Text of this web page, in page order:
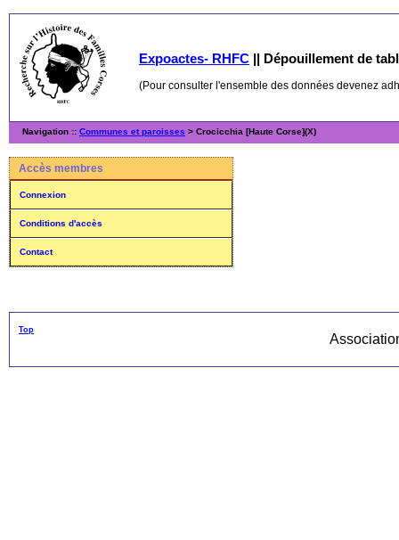
Expoactes- RHFC || Dépouillement de
(Pour consulter l'ensemble des données devenez
Navigation :: Communes et paroisses > Crocicchia [Haute Corse](X)
Accès membres
Connexion
Conditions d'accès
Contact
Top